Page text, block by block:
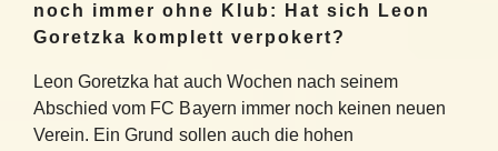
noch immer ohne Klub: Hat sich Leon
Goretzka komplett verpokert?
Leon Goretzka hat auch Wochen nach seinem
Abschied vom FC Bayern immer noch keinen neuen
Verein. Ein Grund sollen auch die hohen